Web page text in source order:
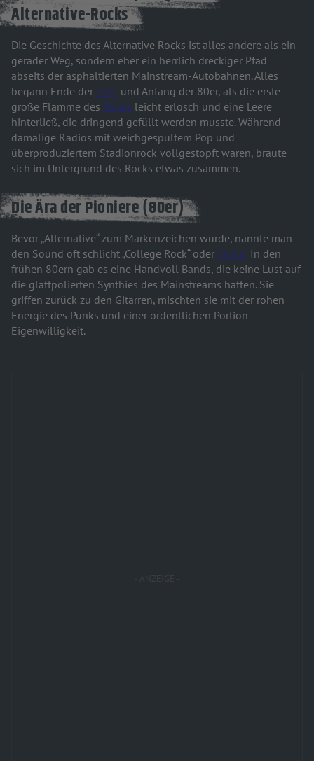
Alternative-Rocks
Die Geschichte des Alternative Rocks ist alles andere als ein
gerader Weg, sondern eher ein herrlich dreckiger Pfad
abseits der asphaltierten Mainstream-Autobahnen. Alles
begann Ende der 70er und Anfang der 80er, als die erste
große Flamme des Punks leicht erlosch und eine Leere
hinterließ, die dringend gefüllt werden musste. Während
damalige Radios mit weichgespültem Pop und
überproduziertem Stadionrock vollgestopft waren, braute
sich im Untergrund des Rocks etwas zusammen.
Die Ära der Pioniere (80er)
Bevor „Alternative“ zum Markenzeichen wurde, nannte man
den Sound oft schlicht „College Rock“ oder "Indie“In den
frühen 80ern gab es eine Handvoll Bands, die keine Lust auf
die glattpolierten Synthies des Mainstreams hatten. Sie
griffen zurück zu den Gitarren, mischten sie mit der rohen
Energie des Punks und einer ordentlichen Portion
Eigenwilligkeit.